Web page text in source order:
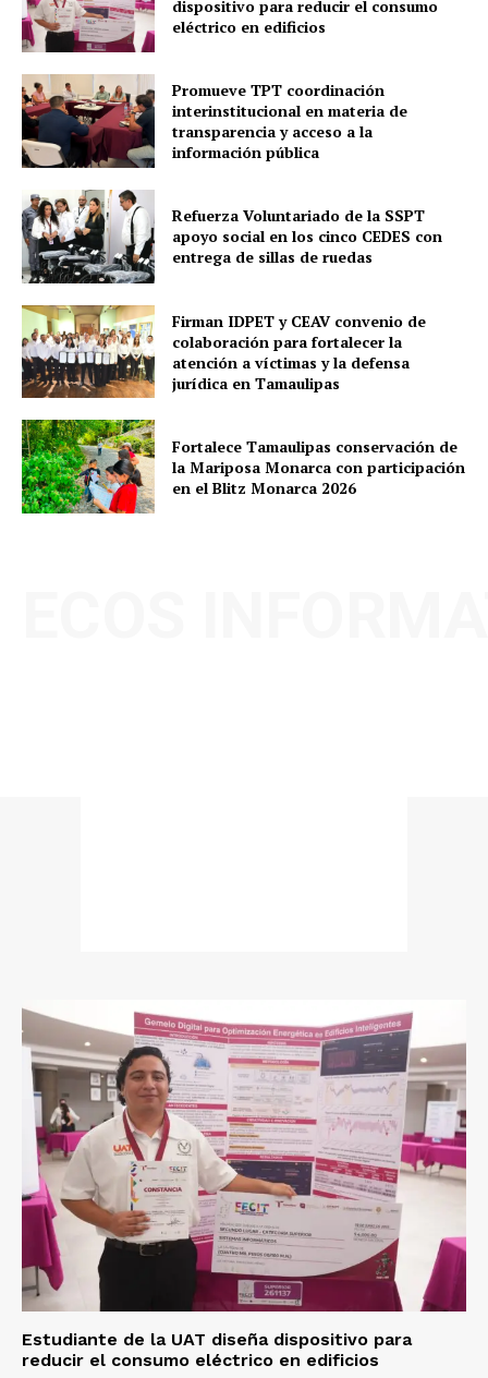
dispositivo para reducir el consumo
eléctrico en edificios
Promueve TPT coordinación
interinstitucional en materia de
transparencia y acceso a la
información pública
Refuerza Voluntariado de la SSPT
apoyo social en los cinco CEDES con
entrega de sillas de ruedas
Firman IDPET y CEAV convenio de
colaboración para fortalecer la
atención a víctimas y la defensa
jurídica en Tamaulipas
Fortalece Tamaulipas conservación de
la Mariposa Monarca con participación
en el Blitz Monarca 2026
Estudiante de la UAT diseña dispositivo para
reducir el consumo eléctrico en edificios